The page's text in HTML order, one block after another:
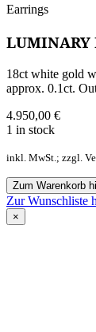
Earrings
LUMINARY
18ct white gold
approx. 0.1ct.
4.950,00 €
1 in stock
inkl. MwSt.; zzgl.
Zum Warenkorb
Zur Wunschliste
×